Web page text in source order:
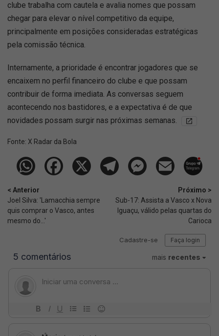
clube trabalha com cautela e avalia nomes que possam
chegar para elevar o nível competitivo da equipe,
principalmente em posições consideradas estratégicas
pela comissão técnica.
Internamente, a prioridade é encontrar jogadores que se
encaixem no perfil financeiro do clube e que possam
contribuir de forma imediata. As conversas seguem
acontecendo nos bastidores, e a expectativa é de que
novidades possam surgir nas próximas semanas.
Fonte: X Radar da Bola
< Anterior
Joel Silva: 'Lamacchia sempre
quis comprar o Vasco, antes
mesmo do...'
Próximo >
Sub-17: Assista a Vasco x Nova
Iguaçu, válido pelas quartas do
Carioca